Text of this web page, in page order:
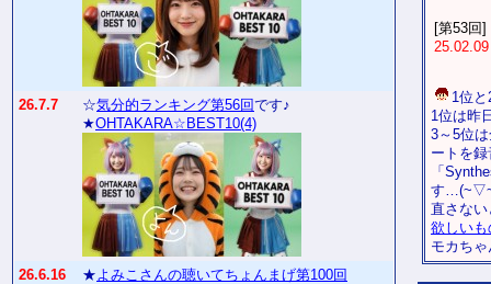
26.7.7 ☆気分的ランキング第56回です♪
★OHTAKARA☆BEST10(4)
26.6.16 ★よみこさんの聴いてちょんまげ第100回
[第53回]
25.02.09
1位
1位は昨
3～5位
ートを
「
す
直さな
欲しい
モカち